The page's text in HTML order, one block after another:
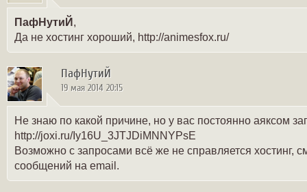
ПафНутиЙ ,
Да не хостинг хороший, http://animesfox.ru/
ПафНутиЙ
19 мая 2014 20:15
Не знаю по какой причине, но у вас постоянно аяксом
http://joxi.ru/Iy16U_3JTJDiMNNYPsE
Возможно с запросами всё же не справляется хостинг,
сообщений на email.